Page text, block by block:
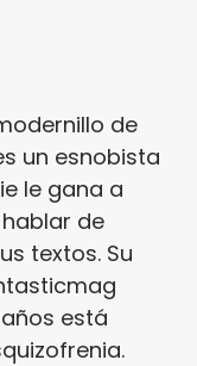
de
un esnobista
le gana a
de
textos. Su
está